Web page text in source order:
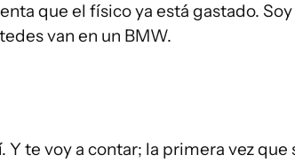
que el físico ya está gastado.
van en un BMW.
Y te voy a contar; la primera vez que